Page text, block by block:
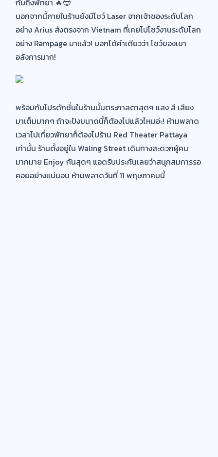
นอกจากนี้ภายในร้านยังมีโชว์ Laser จากเจ้าของระดับโลก
อย่าง Arius ส่งตรงจาก Vietnam ที่เคยไปโชว์งานระดับโลก
อย่าง Rampage มาแล้ว! บอกได้คำเดียวว่า โชว์ของเขา
อลังการมาก!
พร้อมกับโปรดักชั่นในร้านนั้นตระกาลตาสุดๆ แสง สี เสียง
มาเต็มมากๆ ถ้าจะปังขนาดนี้ก็ต้องไปแล้วไหมอ่ะ! ห้ามพลาด
เวลาไปเที่ยวพัทยาก็ต้องไปร้าน Red Theater Pattaya
เท่านั้น ร้านตั้งอยู่ใน Waling Street เดินทางสะดวกผู้คน
มากมาย Enjoy กันสุดๆ แอดรับประกันเลยว่าสนุกสมการรอ
คอยอย่างแน่นอน ห้ามพลาดวันที่ 11 พฤษภาคมนี้